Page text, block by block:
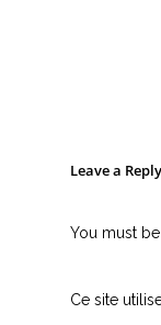
Leave a Reply
You must be
Ce site